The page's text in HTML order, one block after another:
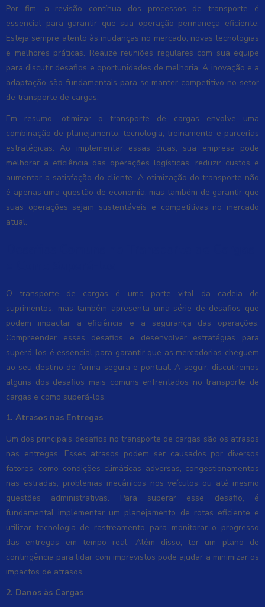
Por fim, a revisão contínua dos processos de transporte é
essencial para garantir que sua operação permaneça eficiente.
Esteja sempre atento às mudanças no mercado, novas tecnologias
e melhores práticas. Realize reuniões regulares com sua equipe
para discutir desafios e oportunidades de melhoria. A inovação e a
adaptação são fundamentais para se manter competitivo no setor
de transporte de cargas.
Em resumo, otimizar o transporte de cargas envolve uma
combinação de planejamento, tecnologia, treinamento e parcerias
estratégicas. Ao implementar essas dicas, sua empresa pode
melhorar a eficiência das operações logísticas, reduzir custos e
aumentar a satisfação do cliente. A otimização do transporte não
é apenas uma questão de economia, mas também de garantir que
suas operações sejam sustentáveis e competitivas no mercado
atual.
O transporte de cargas é uma parte vital da cadeia de
suprimentos, mas também apresenta uma série de desafios que
podem impactar a eficiência e a segurança das operações.
Compreender esses desafios e desenvolver estratégias para
superá-los é essencial para garantir que as mercadorias cheguem
ao seu destino de forma segura e pontual. A seguir, discutiremos
alguns dos desafios mais comuns enfrentados no transporte de
cargas e como superá-los.
1. Atrasos nas Entregas
Um dos principais desafios no transporte de cargas são os atrasos
nas entregas. Esses atrasos podem ser causados por diversos
fatores, como condições climáticas adversas, congestionamentos
nas estradas, problemas mecânicos nos veículos ou até mesmo
questões administrativas. Para superar esse desafio, é
fundamental implementar um planejamento de rotas eficiente e
utilizar tecnologia de rastreamento para monitorar o progresso
das entregas em tempo real. Além disso, ter um plano de
contingência para lidar com imprevistos pode ajudar a minimizar os
impactos de atrasos.
2. Danos às Cargas